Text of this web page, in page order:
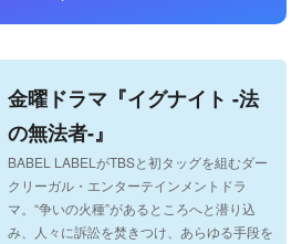
金曜ドラマ『イグナイト -法
の無法者-』
BABEL LABELがTBSと初タッグを組むダー
クリーガル・エンターテインメントドラ
マ。“争いの火種”があるところへと潜り込
み、人々に訴訟を焚きつけ、あらゆる手段を